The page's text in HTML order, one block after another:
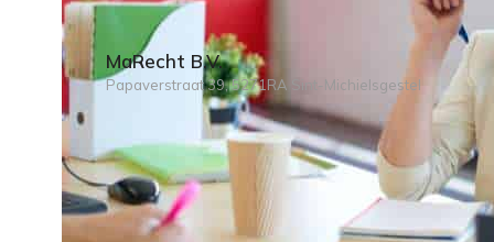
MaRecht B.V.
Papaverstraat 39, 5271RA Sint-Michielsgestel